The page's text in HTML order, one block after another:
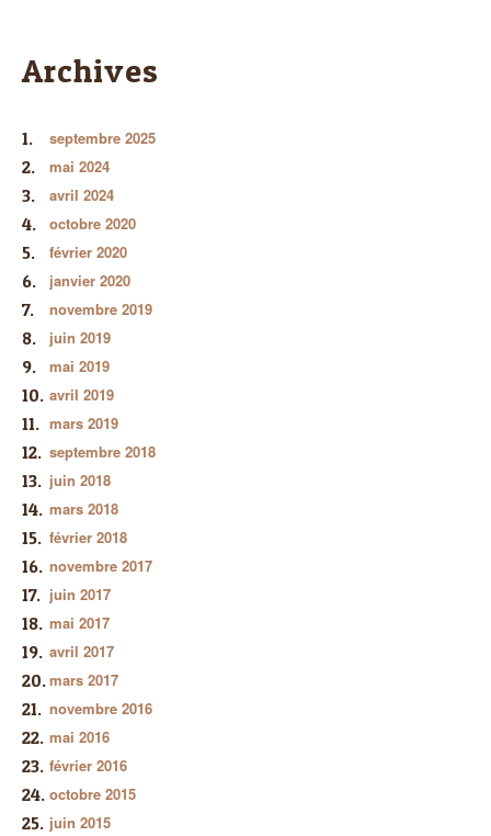
Archives
septembre 2025
mai 2024
avril 2024
octobre 2020
février 2020
janvier 2020
novembre 2019
juin 2019
mai 2019
avril 2019
mars 2019
septembre 2018
juin 2018
mars 2018
février 2018
novembre 2017
juin 2017
mai 2017
avril 2017
mars 2017
novembre 2016
mai 2016
février 2016
octobre 2015
juin 2015